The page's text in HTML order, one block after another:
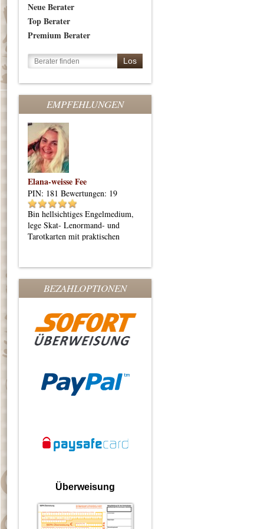
Neue Berater
Top Berater
Premium Berater
EMPFEHLUNGEN
Elana-weisse Fee
PIN: 181 Bewertungen: 19
Bin hellsichtiges Engelmedium,
lege Skat- Lenormand- und
Tarotkarten mit praktischen
BEZAHLOPTIONEN
Überweisung